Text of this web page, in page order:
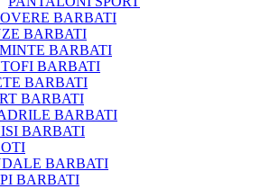
BARBATI
BARBATI
BARBATI
BARBATI
BARBATI
BARBATI
BARBATI
BARBATI
BARBATI
BARBATI